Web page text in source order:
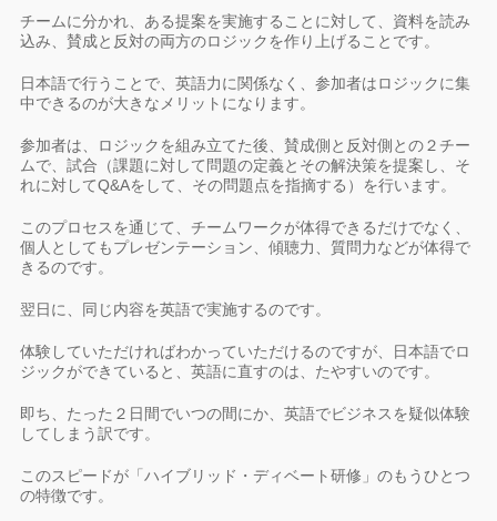
チームに分かれ、ある提案を実施することに対して、資料を読み
込み、賛成と反対の両方のロジックを作り上げることです。
日本語で行うことで、英語力に関係なく、参加者はロジックに集
中できるのが大きなメリットになります。
参加者は、ロジックを組み立てた後、賛成側と反対側との２チー
ムで、試合（課題に対して問題の定義とその解決策を提案し、そ
れに対してQ&Aをして、その問題点を指摘する）を行います。
このプロセスを通じて、チームワークが体得できるだけでなく、
個人としてもプレゼンテーション、傾聴力、質問力などが体得で
きるのです。
翌日に、同じ内容を英語で実施するのです。
体験していただければわかっていただけるのですが、日本語でロ
ジックができていると、英語に直すのは、たやすいのです。
即ち、たった２日間でいつの間にか、英語でビジネスを疑似体験
してしまう訳です。
このスピードが「ハイブリッド・ディベート研修」のもうひとつ
の特徴です。